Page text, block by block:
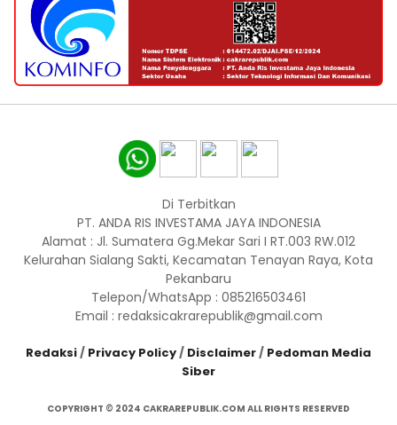
Di Terbitkan
PT. ANDA RIS INVESTAMA JAYA INDONESIA
Alamat : Jl. Sumatera Gg.Mekar Sari I RT.003 RW.012
Kelurahan Sialang Sakti, Kecamatan Tenayan Raya, Kota
Pekanbaru
Telepon/WhatsApp : 085216503461
Email : redaksicakrarepublik@gmail.com
Redaksi/ Privacy Policy/ Disclaimer/ Pedoman Media
Siber
COPYRIGHT © 2024 CAKRAREPUBLIK.COM ALL RIGHTS RESERVED